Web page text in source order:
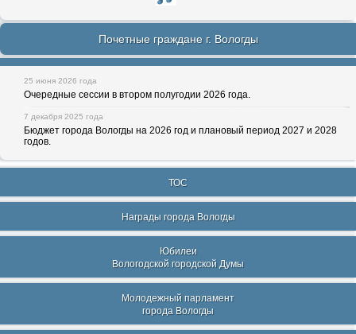
Почетные граждане г. Вологды
25 июня 2026 года
Очередные сессии в втором полугодии 2026 года.
7 декабря 2025 года
Бюджет города Вологды на 2026 год и плановый период 2027 и 2028
годов.
ТОС
Награды города Вологды
Юбилеи
Вологодской городской Думы
Молодежный парламент
города Вологды